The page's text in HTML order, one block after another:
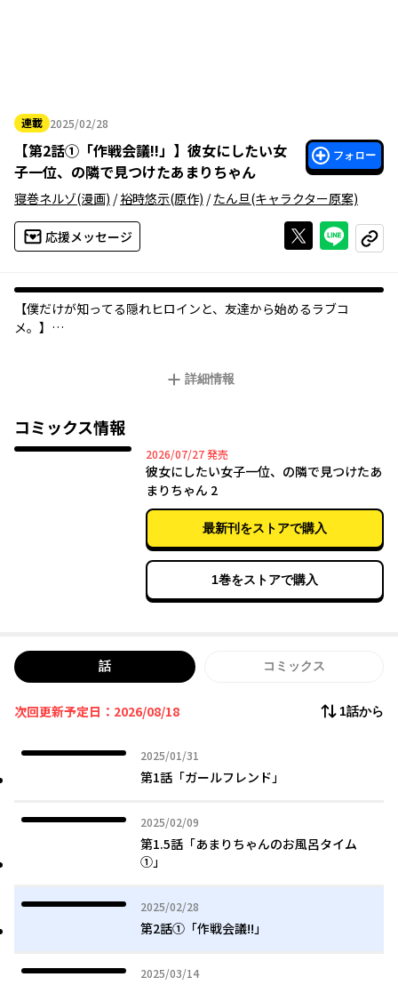
連載 2025/02/28
2025年02月28日
【第2話①「作戦会議!!」 】 彼女にしたい女
子一位、の隣で見つけたあまりちゃん
フォロー
寝巻ネルゾ(漫画) /裕時悠示(原作) /たん旦(キャラクター原案)
応援メッセージ Xで投稿する
ライン
コピー
【僕だけが知ってる隠れヒロインと、友達から始めるラブコ
メ。】
こと呉羽結愛にひそかに憧れを抱いていた。
勇星。
親友の陰に埋もれるモブな自分に落ち込む福助が見つけたのは、
結愛の陰に隠れて目立たない、もうひとりの超可愛い女の子・薄
「わ、わたしと、おともだちになってくれませんか？」
同じ境遇を持つ福助とあまりは、一緒に“ふつうになる”練習を始
詳細情報
コミックス情報
2026/07/272026年07月27日
発売
彼女にしたい女子一位、の隣で見つけたあ
まりちゃん 2
最新刊をストアで購入
1巻をストアで購入
話 コミックス
次回更新予定日：2026/08/18 1話から
2025/01/31
2025年01月31日
第1話「ガールフレンド」
2025/02/09
2025年02月09日
第1.5話「あまりちゃんのお風呂タイム
①」
2025/02/28
2025年02月28日
第2話①「作戦会議!!」
2025/03/14
2025年03月14日